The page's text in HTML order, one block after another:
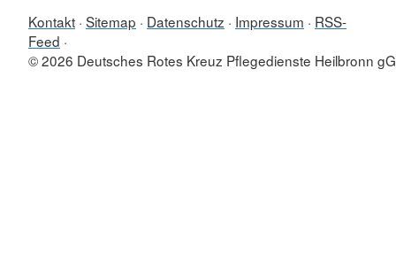
Kontakt Sitemap Datenschutz Impressum
RSS-
Feed
© 2026 Deutsches Rotes Kreuz Pflegedienste Heilbronn